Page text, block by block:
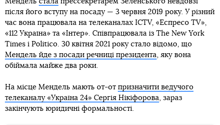
після його вступу на посаду — 3 червня 2019 року. У різний
час вона працювала на телеканалах ICTV, «Еспресо TV»,
«112 Україна» та «Інтер». Співпрацювала із The New York
Times і Politico. 30 квітня 2021 року стало відомо, що
Мендель йде з посади речниці президента, яку вона
обіймала майже два роки.
На місце Мендель мають от-от призначити ведучого
телеканалу «Україна 24» Сергія Нікіфорова, зараз
закінчують юридичні формальності.